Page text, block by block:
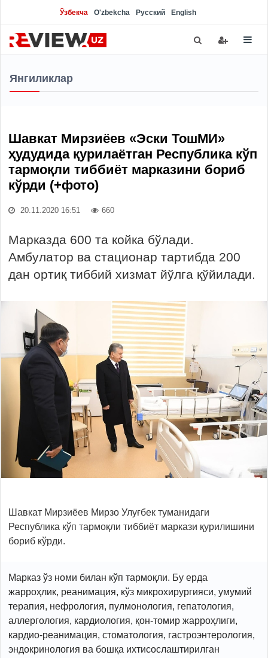
Ўзбекча O'zbekcha Русский English
Янгиликлар
Шавкат Мирзиёев «Эски ТошМИ»
ҳудудида қурилаётган Республика кўп
тармоқли тиббиёт марказини бориб
кўрди (+фото)
20.11.2020 16:51 660
Марказда 600 та койка бўлади.
Амбулатор ва стационар тартибда 200
дан ортиқ тиббий хизмат йўлга қўйилади.
Шавкат Мирзиёев Мирзо Улуғбек туманидаги
Республика кўп тармоқли тиббиёт маркази қурилишини
бориб кўрди.
Марказ ўз номи билан кўп тармоқли. Бу ерда
жарроҳлик, реанимация, кўз микрохирургияси, умумий
терапия, нефрология, пулмонология, гепатология,
аллергология, кардиология, қон-томир жарроҳлиги,
кардио-реанимация, стоматология, гастроэнтерология,
эндокринология ва бошқа ихтисослаштирилган